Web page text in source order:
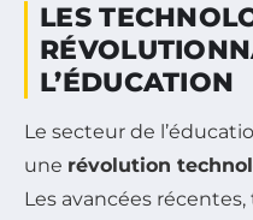
LES
L’ÉDUCATION
Le secteur de
une révolution
Les avancées récentes,